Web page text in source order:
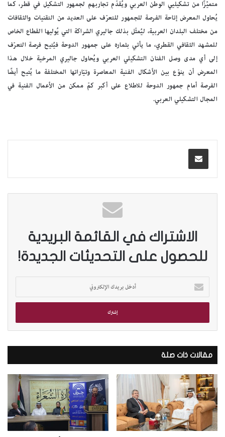
متميِّزًا من تشكيليي الوطن العربي ويُقدّم تجاربهم لجمهور التشكيل في قطر، كما
يُحاول المعرض إتاحة الفرصة للجمهور للتعرّف على العديد من التقنيات والثقافات
من مختلف البلدان العربية، ليُمثّل بذلك جاليري الشراكة التي يُوليها القطاع الخاص
للمشهد الثقافي القطري، ما يأتي بثماره على جمهور الدوحة فيُتيح فرصة التعرّف
إلى أي مدى وصل الفنان التشكيلي العربي ويُحاول جاليري المرخية خلال هذا
المعرض أن ينوّع بين الأشكال الفنية المعاصرة وتيّاراتها المختلفة ما يُتيح أيضًا
الفرصة أمام جمهور الدوحة للاطلاع على أكبر كمّ ممكن من الأعمال الفنية في
المجال التشكيلي العربي.
الاشتراك في القائمة البريدية
للحصول على التحديثات الجديدة!
خ
ب
ي
د
ك
ا
ل
إ
ل
ت
مقالات ذات صلة